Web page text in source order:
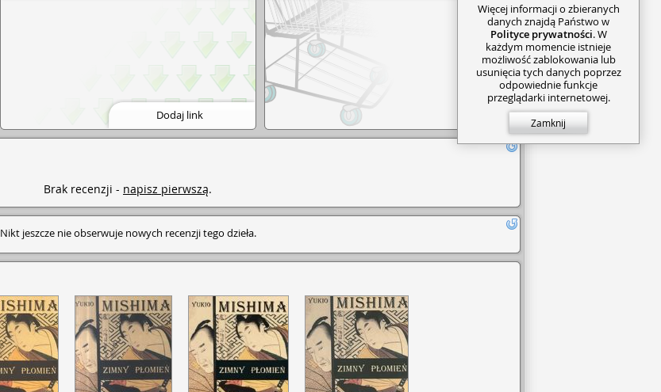
Dodaj link
Brak recenzji - napisz pierwszą.
Nikt jeszcze nie obserwuje nowych recenzji tego dzieła.
Więcej informacji o zbieranych
danych znajdą Państwo w
Polityce prywatności. W
każdym momencie istnieje
możliwość zablokowania lub
usunięcia tych danych poprzez
odpowiednie funkcje
przeglądarki internetowej.
Zamknij